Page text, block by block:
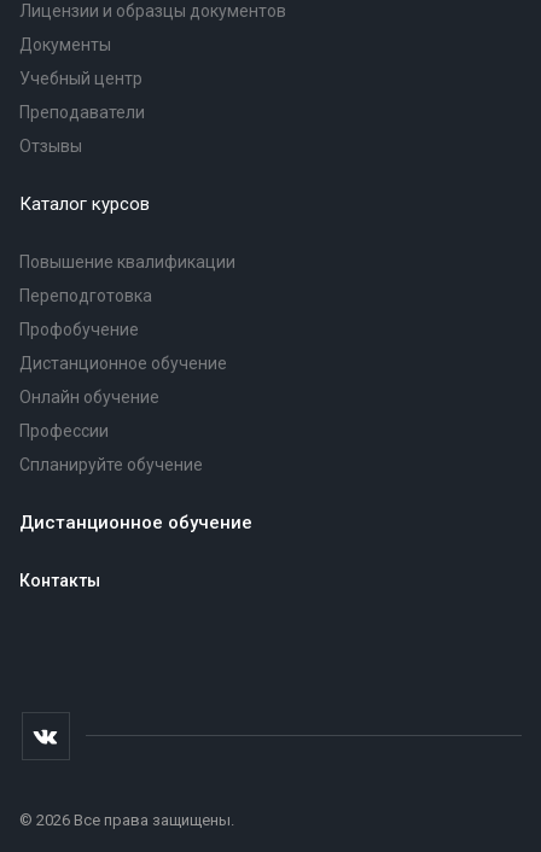
Лицензии и образцы документов
Документы
Учебный центр
Преподаватели
Отзывы
Каталог курсов
Повышение квалификации
Переподготовка
Профобучение
Дистанционное обучение
Онлайн обучение
Профессии
Спланируйте обучение
Дистанционное обучение
Контакты
© 2026 Все права защищены.